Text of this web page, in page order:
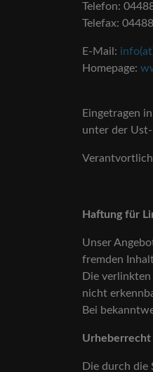
Telefon:
Telefax:
E-Mail:
Homepage:
Eingetragen
unter der
Verantvortlich
Haftung für
Unser
fremden
Die
nicht
Bei
Urheberrecht
Die durch die